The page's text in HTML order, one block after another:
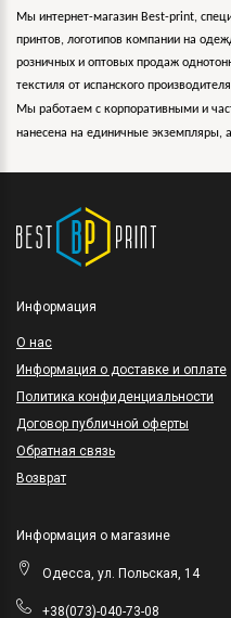
Мы интернет-магазин Best-print,
принтов, логотипов компании на
розничных и оптовых продаж
текстиля от испанского
Мы работаем с корпоративными и
нанесена на единичные экземпляры,
Информация
O нас
Информация о доставке и оплате
Политика конфиденциальности
Договор публичной оферты
Обратная связь
Возврат
Информация о магазине
Одесса, ул. Польская, 14
+38(073)-040-73-08